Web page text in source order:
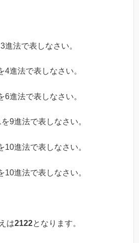
進法で表しなさい。
4進法で表しなさい。
6進法で表しなさい。
9進法で表しなさい。
10進法で表しなさい。
10進法で表しなさい。
は2122となります。